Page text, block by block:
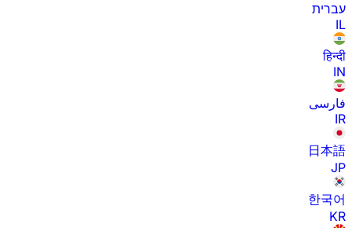
עברית
IL
हिन्दी
IN
فارسی
IR
日本語
JP
한국어
KR